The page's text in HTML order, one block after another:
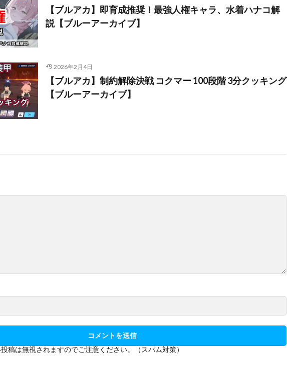
【ブルアカ】即育成推奨！最強人権キャラ、水着ハナコ解
説【ブルーアーカイブ】
2026年2月4日
【ブルアカ】制約解除決戦 コクマー 100段階 3分クッキング
【ブルーアーカイブ】
稿は無視されますのでご注意ください。（スパム対策）